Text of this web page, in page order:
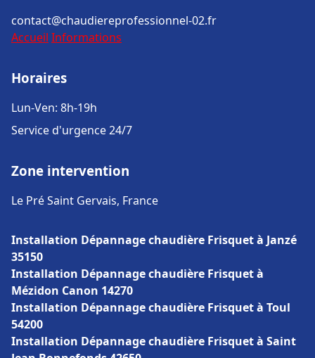
contact@chaudiereprofessionnel-02.fr
Accueil Informations
Horaires
Lun-Ven: 8h-19h
Service d'urgence 24/7
Zone intervention
Le Pré Saint Gervais, France
Installation Dépannage chaudière Frisquet à Janzé
35150
Installation Dépannage chaudière Frisquet à
Mézidon Canon 14270
Installation Dépannage chaudière Frisquet à Toul
54200
Installation Dépannage chaudière Frisquet à Saint